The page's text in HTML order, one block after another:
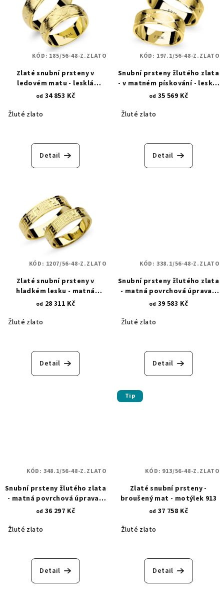
Zlaté snubní prsteny v
ledovém matu - lesklá
povrchová úprava - dvě
od 34 853 Kč
Žluté zlato
Detail
KÓD: 185/56-48-Z.ZLATO
Snubní prsteny žlutého zlata
- v matném pískování - lesklé
linie 197.1
od 35 569 Kč
Žluté zlato
Detail
KÓD: 197.1/56-48-Z.ZLATO
Zlaté snubní prsteny v
hladkém lesku - matná
asymetrická povrchová
od 28 311 Kč
Žluté zlato
Detail
KÓD: 1207/56-48-Z.ZLATO
Snubní prsteny žlutého zlata
- matná povrchová úprava -
lesklé rytiny - šachovnice
od 39 583 Kč
Žluté zlato
Detail
KÓD: 338.1/56-48-Z.ZLATO
Snubní prsteny žlutého zlata
- matná povrchová úprava -
lesklé rytiny a matné
od 36 297 Kč
Žluté zlato
Detail
KÓD: 348.1/56-48-Z.ZLATO
Tip
Zlaté snubní prsteny -
broušený mat - motýlek 913
od 37 758 Kč
Žluté zlato
Detail
KÓD: 913/56-48-Z.ZLATO